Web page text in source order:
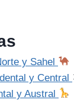
y Sahel
y Central
y Austral